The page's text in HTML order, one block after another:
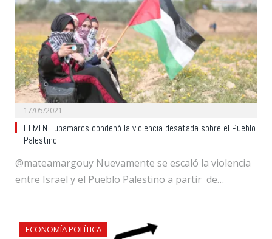
17/05/2021
El MLN-Tupamaros condenó la violencia desatada sobre el Pueblo
Palestino
@mateamargouy Nuevamente se escaló la violencia
entre Israel y el Pueblo Palestino a partir de…
ECONOMÍA POLÍTICA